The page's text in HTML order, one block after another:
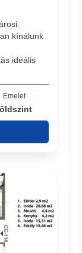
kínálunk
ideális
Emelet